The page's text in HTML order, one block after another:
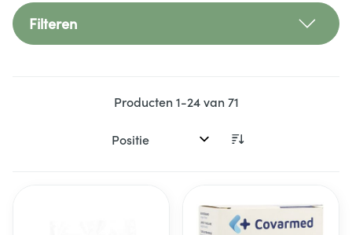
Filteren
Producten1-24van71
Sorteer op: